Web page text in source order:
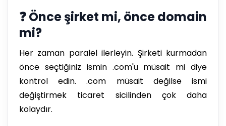
❓ Önce şirket mi, önce domain
mi?
Her zaman paralel ilerleyin. Şirketi kurmadan
önce seçtiğiniz ismin .com'u müsait mi diye
kontrol edin. .com müsait değilse ismi
değiştirmek ticaret sicilinden çok daha
kolaydır.